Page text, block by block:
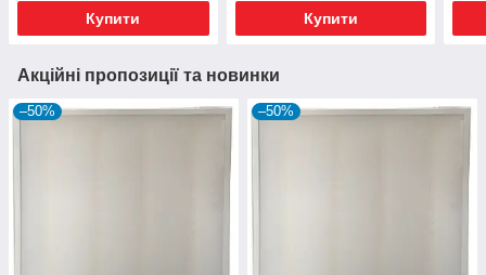
Купити Купити
Акційні пропозиції та новинки
–50% –50%